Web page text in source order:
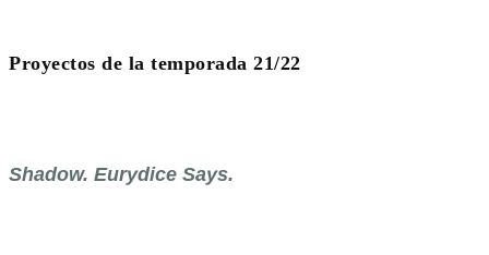
Proyectos de la temporada 21/22
Shadow. Eurydice Says.